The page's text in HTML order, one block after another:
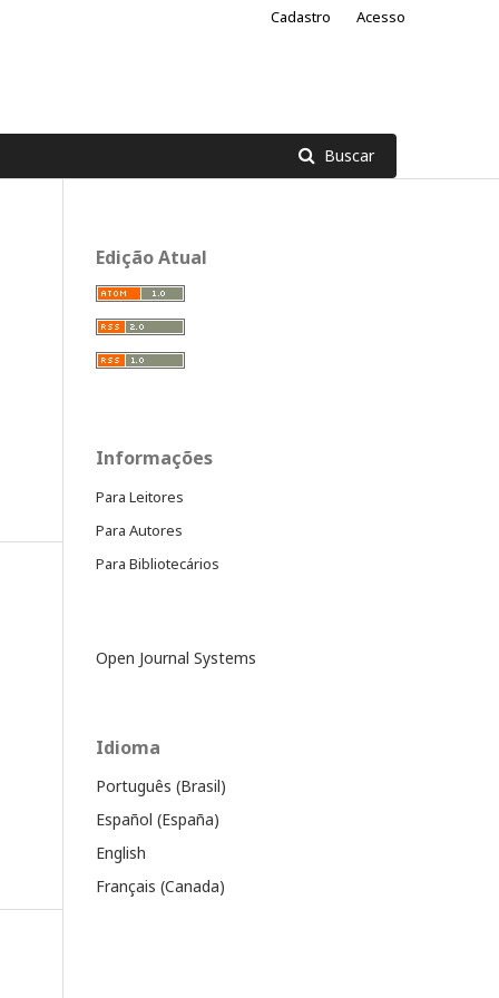
Buscar
Cadastro Acesso
Edição Atual
Informações
Para Leitores
Para Autores
Para Bibliotecários
Open Journal Systems
Idioma
Português (Brasil)
Español (España)
English
Français (Canada)